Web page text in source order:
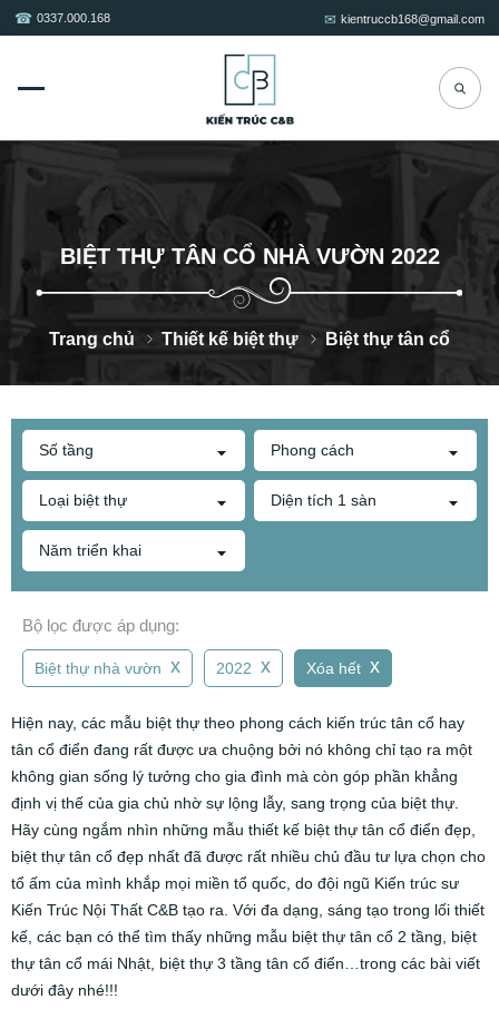
kientruccb168@gmail.com
0337.000.168
BIỆT THỰ TÂN CỔ NHÀ VƯỜN 2022
Trang chủ Thiết kế biệt thự Biệt thự tân cổ
Số tầng Phong cách
Loại biệt thự Diện tích 1 sàn
Năm triển khai
Bộ lọc được áp dụng:
Biệt thự nhà vườn x 2022 x Xóa hết x
Hiện nay, các mẫu biệt thự theo phong cách kiến trúc tân cổ hay
tân cổ điển đang rất được ưa chuộng bởi nó không chỉ tạo ra một
không gian sống lý tưởng cho gia đình mà còn góp phần khẳng
định vị thế của gia chủ nhờ sự lộng lẫy, sang trọng của biệt thự.
Hãy cùng ngắm nhìn những mẫu thiết kế biệt thự tân cổ điển đẹp,
biệt thự tân cổ đẹp nhất đã được rất nhiều chủ đầu tư lựa chọn cho
tổ ấm của mình khắp mọi miền tổ quốc, do đội ngũ Kiến trúc sư
Kiến Trúc Nội Thất C&B tạo ra. Với đa dạng, sáng tạo trong lối thiết
kế, các bạn có thể tìm thấy những mẫu biệt thự tân cổ 2 tầng, biệt
thự tân cổ mái Nhật, biệt thự 3 tầng tân cổ điển…trong các bài viết
dưới đây nhé!!!